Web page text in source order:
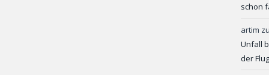
schon
artim
Unfall
der